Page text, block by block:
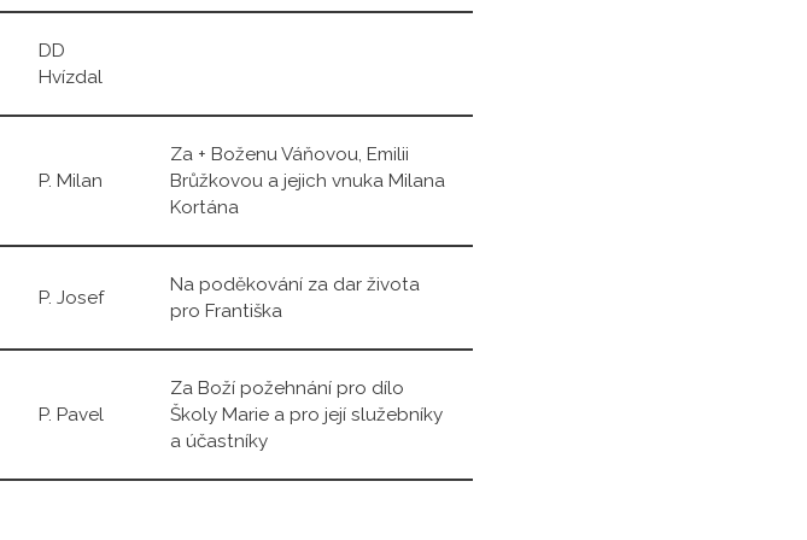
DD
Hvízdal
P. Milan
Za + Boženu Váňovou, Emilii
Brůžkovou a jejich vnuka Milana
Kortána
P. Josef
Na poděkování za dar života
pro Františka
P. Pavel
Za Boží požehnání pro dílo
Školy Marie a pro její služebníky
a účastníky